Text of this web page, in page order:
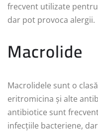
frecvent utilizate
dar pot provoca alergii.
Macrolide
Macrolidele sunt o
eritromicina și alte
antibiotice sunt
infecțiile bacteriene,